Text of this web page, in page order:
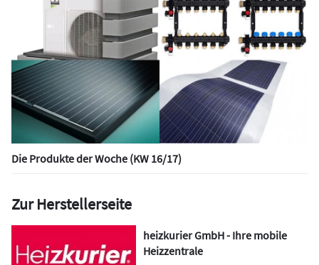
Die Produkte der Woche (KW 16/17)
Zur Herstellerseite
heizkurier GmbH - Ihre mobile
Heizzentrale